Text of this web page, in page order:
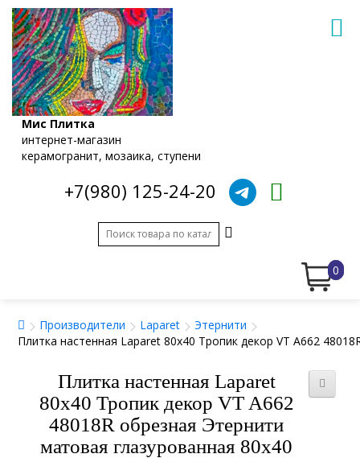
Мис Плитка
интернет-магазин
керамогранит, мозаика, ступени
+7(980) 125-24-20
0
Производители Laparet
Этернити
Плитка настенная Laparet 80x40 Тропик декор VT A662
Плитка настенная Laparet
80x40 Тропик декор VT A662
48018R обрезная Этернити
матовая глазурованная 80x40